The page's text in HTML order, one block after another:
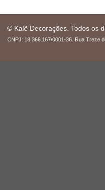
© Kalê Decorações. Todos os
CNPJ: 18.366.167/0001-36. Rua Treze